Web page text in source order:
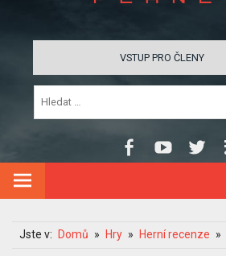
VSTUP PRO ČLENY
Jste v: Domů Hry Herní recenze